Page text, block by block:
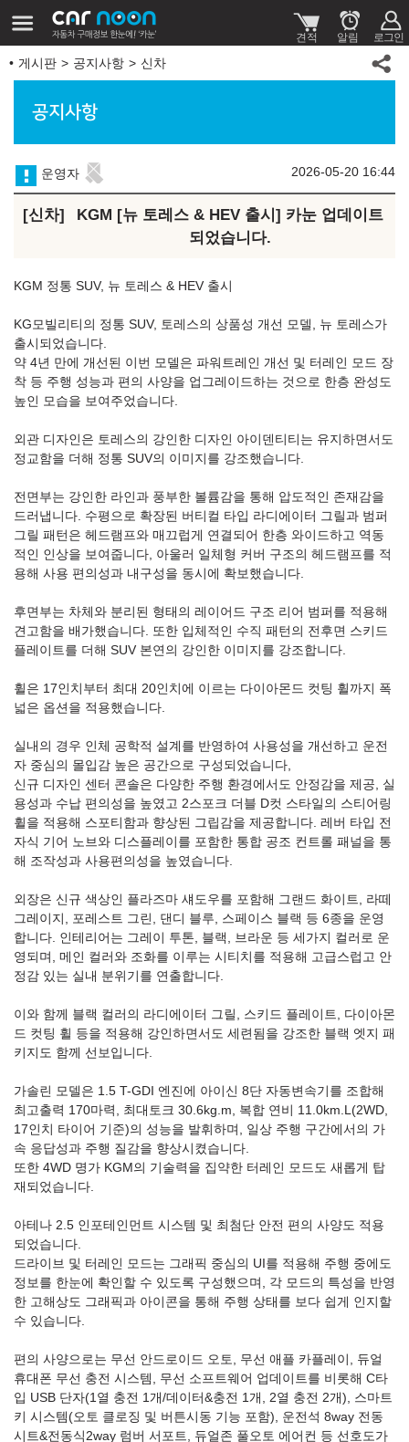
게시판 공지사항 신차
공지사항
운영자 2026-05-20 16:44
신차
KGM [뉴 토레스 & HEV 출시] 카눈 업데이트
되었습니다.
KGM 정통 SUV, 뉴 토레스 & HEV 출시
KG모빌리티의 정통 SUV, 토레스의 상품성 개선 모델, 뉴 토레스가
출시되었습니다.
약 4년 만에 개선된 이번 모델은 파워트레인 개선 및 터레인 모드 장
착 등 주행 성능과 편의 사양을 업그레이드하는 것으로 한층 완성도
높인 모습을 보여주었습니다.
외관 디자인은 토레스의 강인한 디자인 아이덴티티는 유지하면서도
정교함을 더해 정통 SUV의 이미지를 강조했습니다.
전면부는 강인한 라인과 풍부한 볼륨감을 통해 압도적인 존재감을
드러냅니다. 수평으로 확장된 버티컬 타입 라디에이터 그릴과 범퍼
그릴 패턴은 헤드램프와 매끄럽게 연결되어 한층 와이드하고 역동
적인 인상을 보여줍니다, 아울러 일체형 커버 구조의 헤드램프를 적
용해 사용 편의성과 내구성을 동시에 확보했습니다.
후면부는 차체와 분리된 형태의 레이어드 구조 리어 범퍼를 적용해
견고함을 배가했습니다. 또한 입체적인 수직 패턴의 전후면 스키드
플레이트를 더해 SUV 본연의 강인한 이미지를 강조합니다.
휠은 17인치부터 최대 20인치에 이르는 다이아몬드 컷팅 휠까지 폭
넓은 옵션을 적용했습니다.
실내의 경우 인체 공학적 설계를 반영하여 사용성을 개선하고 운전
자 중심의 몰입감 높은 공간으로 구성되었습니다,
신규 디자인 센터 콘솔은 다양한 주행 환경에서도 안정감을 제공, 실
용성과 수납 편의성을 높였고 2스포크 더블 D컷 스타일의 스티어링
휠을 적용해 스포티함과 향상된 그립감을 제공합니다. 레버 타입 전
자식 기어 노브와 디스플레이를 포함한 통합 공조 컨트롤 패널을 통
해 조작성과 사용편의성을 높였습니다.
외장은 신규 색상인 플라즈마 섀도우를 포함해 그랜드 화이트, 라떼
그레이지, 포레스트 그린, 댄디 블루, 스페이스 블랙 등 6종을 운영
합니다. 인테리어는 그레이 투톤, 블랙, 브라운 등 세가지 컬러로 운
영되며, 메인 컬러와 조화를 이루는 시티치를 적용해 고급스럽고 안
정감 있는 실내 분위기를 연출합니다.
이와 함께 블랙 컬러의 라디에이터 그릴, 스키드 플레이트, 다이아몬
드 컷팅 휠 등을 적용해 강인하면서도 세련됨을 강조한 블랙 엣지 패
키지도 함께 선보입니다.
가솔린 모델은 1.5 T-GDI 엔진에 아이신 8단 자동변속기를 조합해
최고출력 170마력, 최대토크 30.6kg.m, 복합 연비 11.0km.L(2WD,
17인치 타이어 기준)의 성능을 발휘하며, 일상 주행 구간에서의 가
속 응답성과 주행 질감을 향상시켰습니다.
또한 4WD 명가 KGM의 기술력을 집약한 터레인 모드도 새롭게 탑
재되었습니다.
아테나 2.5 인포테인먼트 시스템 및 최첨단 안전 편의 사양도 적용
되었습니다.
드라이브 및 터레인 모드는 그래픽 중심의 UI를 적용해 주행 중에도
정보를 한눈에 확인할 수 있도록 구성했으며, 각 모드의 특성을 반영
한 고해상도 그래픽과 아이콘을 통해 주행 상태를 보다 쉽게 인지할
수 있습니다.
편의 사양으로는 무선 안드로이드 오토, 무선 애플 카플레이, 듀얼
휴대폰 무선 충전 시스템, 무선 소프트웨어 업데이트를 비롯해 C타
입 USB 단자(1열 충전 1개/데이터&충전 1개, 2열 충전 2개), 스마트
키 시스템(오토 클로징 및 버튼시동 기능 포함), 운전석 8way 전동
시트&전동식2way 럼버 서포트, 듀얼존 풀오토 에어컨 등 선호도가